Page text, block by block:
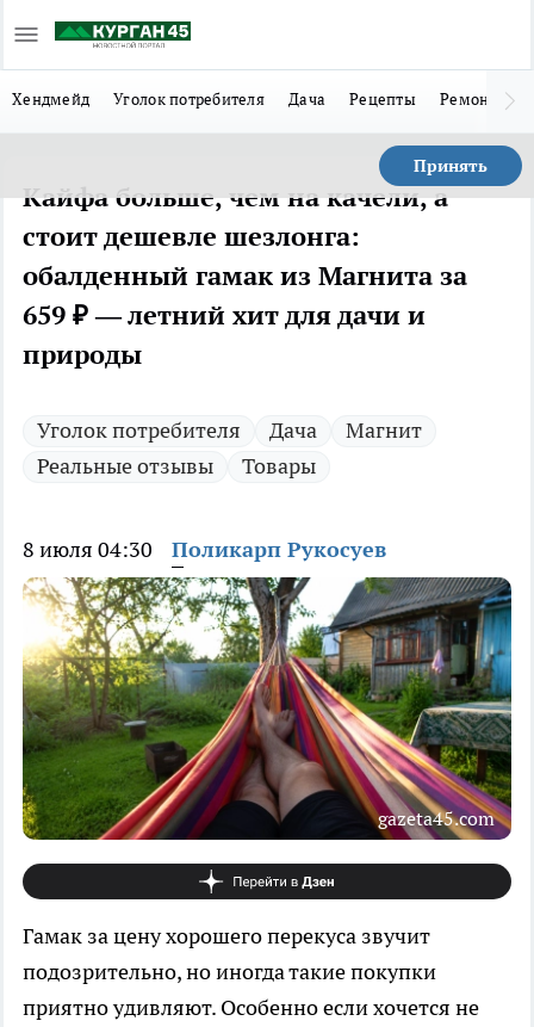
Хендмейд Уголок потребителя Дача Рецепты Ремонт
Принять
Кайфа больше, чем на качели, а
стоит дешевле шезлонга:
обалденный гамак из Магнита за
659 ₽ — летний хит для дачи и
природы
Уголок потребителя Дача
Магнит
Реальные отзывы
Товары
8 июля 04:30 Поликарп Рукосуев
gazeta45.com
Гамак за цену хорошего перекуса звучит
подозрительно, но иногда такие покупки
приятно удивляют. Особенно если хочется не